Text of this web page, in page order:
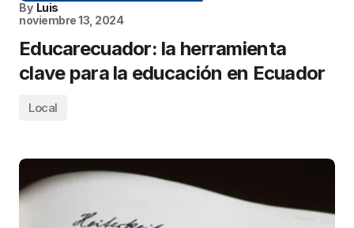
By Luis
noviembre 13, 2024
Educarecuador: la herramienta
clave para la educación en Ecuador
Local